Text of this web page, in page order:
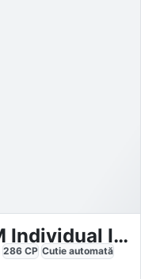
BMW X5 30d xDrive M Individual Iconic
286 CP Cutie automată